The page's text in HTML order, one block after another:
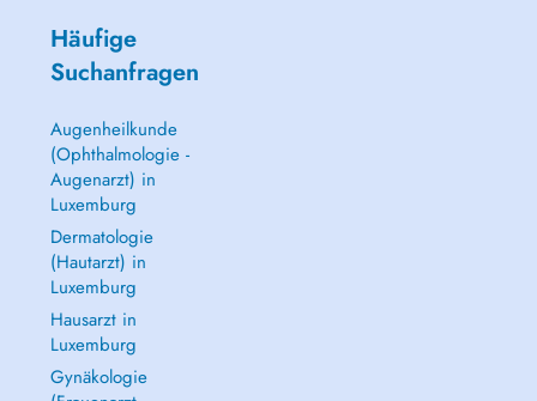
Häufige
Suchanfragen
Augenheilkunde
(Ophthalmologie -
Augenarzt) in
Luxemburg
Dermatologie
(Hautarzt) in
Luxemburg
Hausarzt in
Luxemburg
Gynäkologie